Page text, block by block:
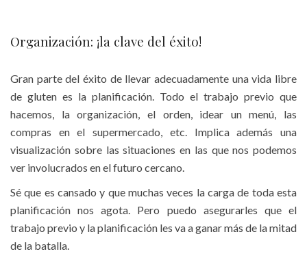
Organización: ¡la clave del éxito!
Gran parte del éxito de llevar adecuadamente una vida libre
de gluten es la planificación. Todo el trabajo previo que
hacemos, la organización, el orden, idear un menú, las
compras en el supermercado, etc. Implica además una
visualización sobre las situaciones en las que nos podemos
ver involucrados en el futuro cercano.
Sé que es cansado y que muchas veces la carga de toda esta
planificación nos agota. Pero puedo asegurarles que el
trabajo previo y la planificación les va a ganar más de la mitad
de la batalla.